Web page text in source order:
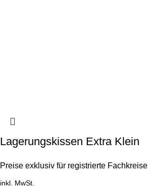
Lagerungskissen Extra Klein
Preise exklusiv für registrierte Fachkreise
inkl. MwSt.